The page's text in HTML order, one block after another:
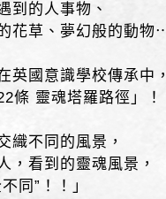
到的人事物、
花草、夢幻般的動物
英國意識學校傳承中
條 靈魂塔羅路徑」！
織不同的風景，
，看到的靈魂風景，
同”！！」